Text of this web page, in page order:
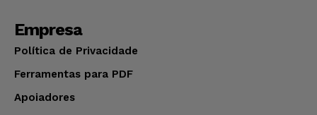
Empresa
Política de Privacidade
Ferramentas para PDF
Apoiadores